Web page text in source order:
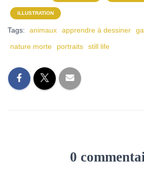
ILLUSTRATION
Tags: animaux apprendre à dessiner
nature morte
portraits still life
0